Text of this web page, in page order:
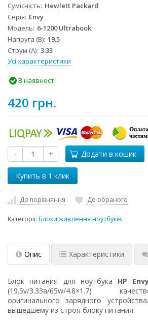
Сумісність Hewlett Packard
Серія Envy
Модель 6-1200 Ultrabook
Напруга (В) 19.5
Струм (А) 3.33
Усі характеристики
В наявності
420 грн.
- + Додати в кошик
До порівняння До обраного
Категорії: Блоки живлення ноутбуків
Опис Характеристики
Блок питания для ноутбука HP
(19.5v/3.33a/65w/4.8×1.7)
оригинального зарядного
вышедшему из строя блоку питания.